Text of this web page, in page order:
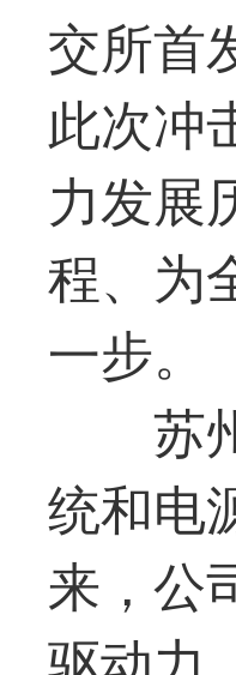
交所首
此次冲
力发展
程、为
一步。
苏
统和电
来，公
驱动力